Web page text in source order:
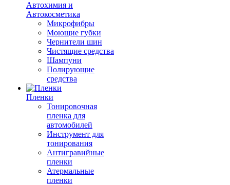
Автохимия и
Автокосметика
Микрофибры
Моющие губки
Чернители шин
Чистящие средства
Шампуни
Полирующие
средства
Пленки
Тонировочная
пленка для
автомобилей
Инструмент для
тонирования
Антигравийные
пленки
Атермальные
пленки